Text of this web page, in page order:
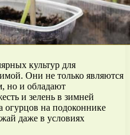
культур для
Они не только являются
но и обладают
и зелень в зимней
огурцов на подоконнике
даже в условиях